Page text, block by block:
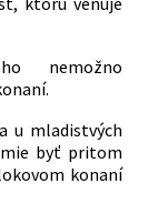
skaziteľných
a dopĺňa zákon
a munícii a o
zákonov
a o zmene
nemožno
u mladistvých
byť pritom
konaní